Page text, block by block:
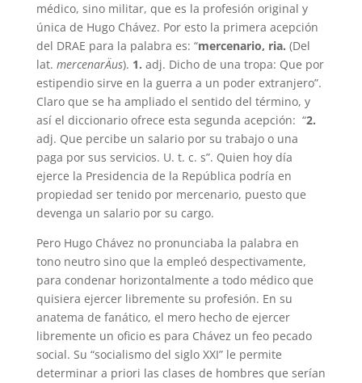
médico, sino militar, que es la profesión original y
única de Hugo Chávez. Por esto la primera acepción
del DRAE para la palabra es: “mercenario, ria. (Del
lat. mercenarÄ­us). 1. adj. Dicho de una tropa: Que por
estipendio sirve en la guerra a un poder extranjero”.
Claro que se ha ampliado el sentido del término, y
así el diccionario ofrece esta segunda acepción: “2.
adj. Que percibe un salario por su trabajo o una
paga por sus servicios. U. t. c. s”. Quien hoy día
ejerce la Presidencia de la República podría en
propiedad ser tenido por mercenario, puesto que
devenga un salario por su cargo.
Pero Hugo Chávez no pronunciaba la palabra en
tono neutro sino que la empleó despectivamente,
para condenar horizontalmente a todo médico que
quisiera ejercer libremente su profesión. En su
anatema de fanático, el mero hecho de ejercer
libremente un oficio es para Chávez un feo pecado
social. Su “socialismo del siglo XXI” le permite
determinar a priori las clases de hombres que serían